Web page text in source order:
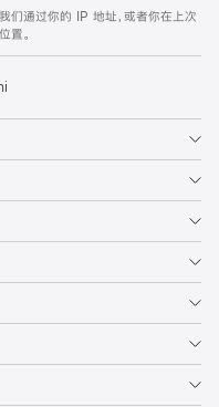
们通过你的 IP 地址，或者你在上次
置。